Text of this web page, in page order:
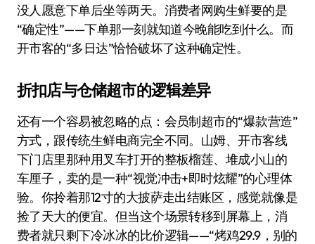
没人愿意下单后坐等两天。消费者网购生鲜要的是
“确定性”——下单那一刻就知道今晚能吃到什么。而
开市客的“多日达”恰恰破坏了这种确定性。
折扣店与仓储超市的逻辑差异
还有一个容易被忽略的点：会员制超市的“爆款营造”
方式，跟传统生鲜电商完全不同。山姆、开市客线
下门店里那种用叉车打开的整板榴莲、堆成小山的
车厘子，卖的是一种“视觉冲击+即时炫耀”的心理体
验。你拎着那12寸的大披萨走出结账区，感觉就像是
捡了天大的便宜。但当这个场景转移到屏幕上，消
费者就只剩下冷冰冰的比价逻辑——“烤鸡29.9，别的